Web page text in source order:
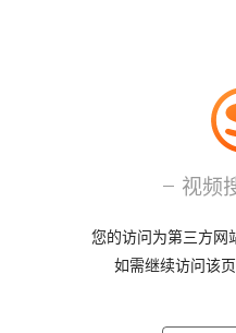
视频
您的访问为第三方网
如需继续访问该